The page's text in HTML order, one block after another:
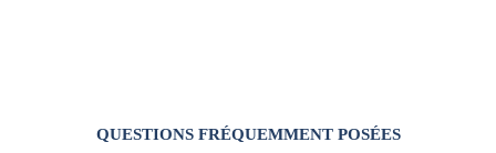
QUESTIONS FRÉQUEMMENT POSÉES